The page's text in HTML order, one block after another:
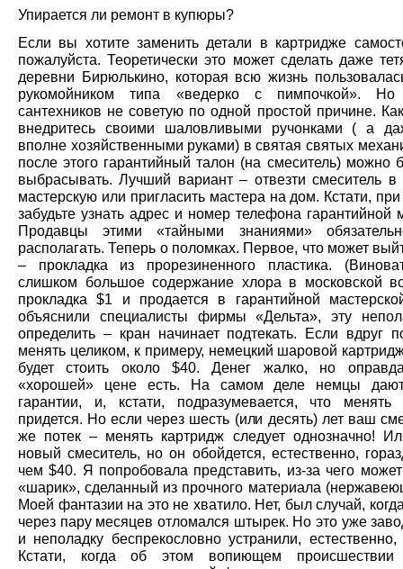
Упирается ли ремонт в купюры?
Если вы хотите заменить детали в картридже
пожалуйста. Теоретически это может сделать даже
деревни Бирюлькино, которая всю жизнь
рукомойником типа «ведерко с пимпочкой».
сантехников не советую по одной простой причине.
внедритесь своими шаловливыми ручонками ( а
вполне хозяйственными руками) в святая святых
после этого гарантийный талон (на смеситель) можно
выбрасывать. Лучший вариант – отвезти смеситель в
мастерскую или пригласить мастера на дом. Кстати,
забудьте узнать адрес и номер телефона гарантийной
Продавцы этими «тайными знаниями»
располагать. Теперь о поломках. Первое, что может
– прокладка из прорезиненного пластика.
слишком большое содержание хлора в московской
прокладка $1 и продается в гарантийной
объяснили специалисты фирмы «Дельта», эту
определить – кран начинает подтекать. Если вдруг
менять целиком, к примеру, немецкий шаровой
будет стоить около $40. Денег жалко, но
«хорошей» цене есть. На самом деле немцы
гарантии, и, кстати, подразумевается, что
придется. Но если через шесть (или десять) лет ваш
же потек – менять картридж следует однозначно!
новый смеситель, но он обойдется, естественно,
чем $40. Я попробовала представить, из-за чего
«шарик», сделанный из прочного материала
Моей фантазии на это не хватило. Нет, был случай,
через пару месяцев отломался штырек. Но это уже
и неполадку беспрекословно устранили, естественно,
Кстати, когда об этом вопиющем